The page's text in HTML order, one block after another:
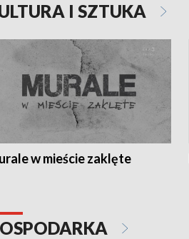
I SZTUKA
w mieście zaklęte